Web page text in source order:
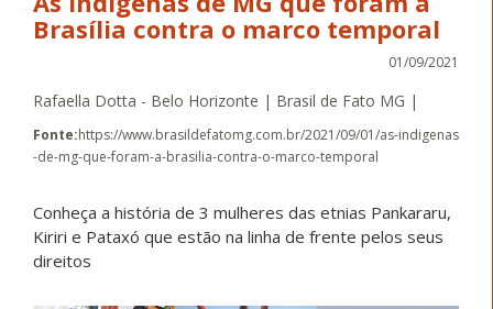
Brasília contra o marco temporal
01/09/2021
Rafaella Dotta - Belo Horizonte | Brasil de Fato MG |
Fonte:https://www.brasildefatomg.com.br/2021/09/01/as-indigenas
-de-mg-que-foram-a-brasilia-contra-o-marco-temporal
Conheça a história de 3 mulheres das etnias Pankararu,
Kiriri e Pataxó que estão na linha de frente pelos seus
direitos